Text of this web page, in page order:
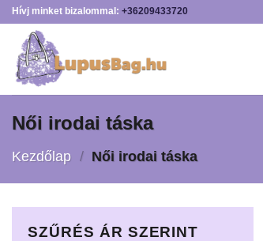
Skip
content
Hívj minket bizalommal: +36209433720
Női irodai táska
Kezdőlap / Női irodai táska
SZŰRÉS ÁR SZERINT